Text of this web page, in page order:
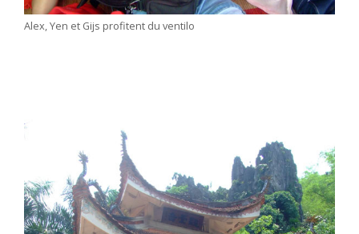
Alex, Yen et Gijs profitent du ventilo